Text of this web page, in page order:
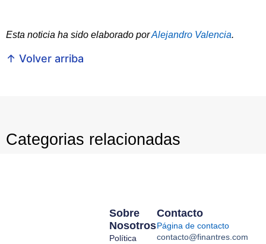
Esta noticia ha sido elaborado porAlejandro Valencia.
↑ Volver arriba
Categorias relacionadas
Sobre
Nosotros
Política
Contacto
Página de contacto
contacto@finantres.com